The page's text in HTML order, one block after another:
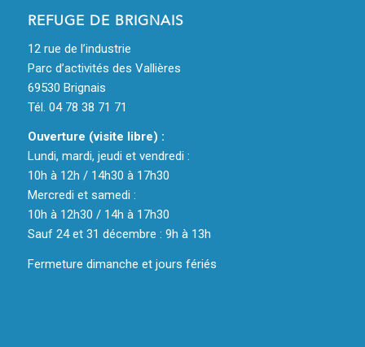
REFUGE DE BRIGNAIS
12 rue de l’industrie
Parc d’activités des Vallières
69530 Brignais
Tél. 04 78 38 71 71
Ouverture (visite libre) :
Lundi, mardi, jeudi et vendredi :
10h à 12h / 14h30 à 17h30
Mercredi et samedi :
10h à 12h30 / 14h à 17h30
Sauf 24 et 31 décembre : 9h à 13h
Fermeture dimanche et jours fériés